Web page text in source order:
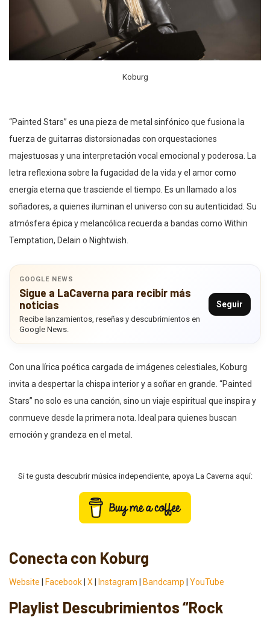
Koburg
“Painted Stars” es una pieza de metal sinfónico que fusiona la
fuerza de guitarras distorsionadas con orquestaciones
majestuosas y una interpretación vocal emocional y poderosa. La
letra reflexiona sobre la fugacidad de la vida y el amor como
energía eterna que trasciende el tiempo. Es un llamado a los
soñadores, a quienes iluminan el universo con su autenticidad. Su
atmósfera épica y melancólica recuerda a bandas como Within
Temptation, Delain o Nightwish.
GOOGLE NEWS
Sigue a LaCaverna para recibir más
noticias
Recibe lanzamientos, reseñas y descubrimientos en
Google News.
Seguir
Con una lírica poética cargada de imágenes celestiales, Koburg
invita a despertar la chispa interior y a soñar en grande. “Painted
Stars” no solo es una canción, sino un viaje espiritual que inspira y
conmueve desde la primera nota. Ideal para quienes buscan
emoción y grandeza en el metal.
Si te gusta descubrir música independiente, apoya La Caverna aquí:
Conecta con Koburg
Website Facebook X Instagram Bandcamp YouTube
Playlist Descubrimientos “Rock